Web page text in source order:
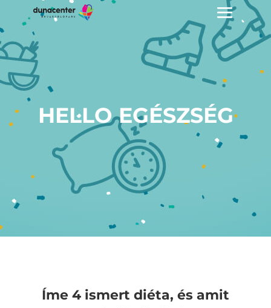
HELLO EGÉSZSÉG
Íme 4 ismert diéta, és amit